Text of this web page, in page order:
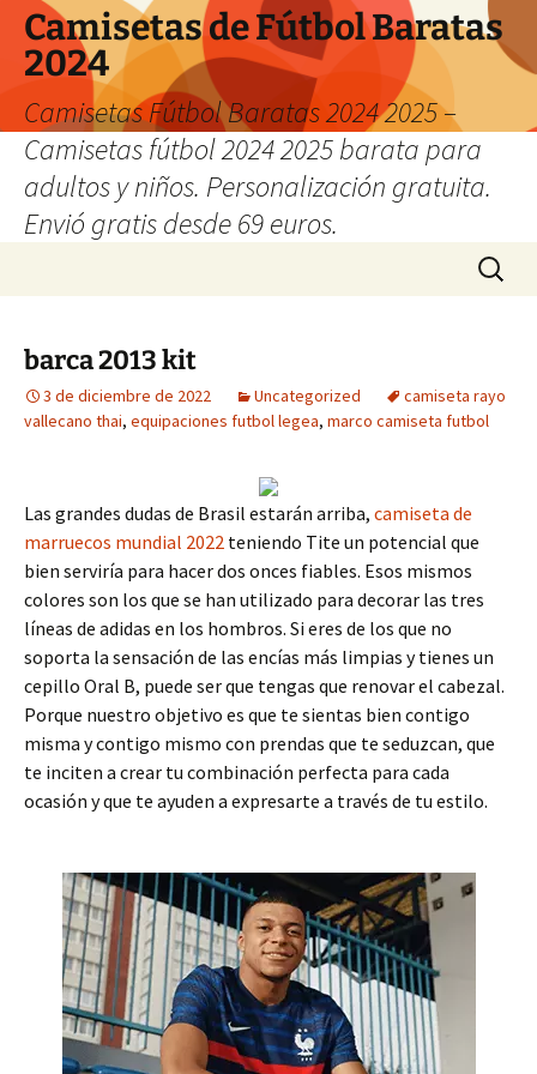
Camisetas de Fútbol Baratas
2024
Camisetas Fútbol Baratas 2024 2025 –
Camisetas fútbol 2024 2025 barata para
adultos y niños. Personalización gratuita.
Envió gratis desde 69 euros.
Buscar:
barca 2013 kit
3 de diciembre de 2022 Uncategorized
camiseta rayo
vallecano thai, equipaciones futbol legea, marco camiseta futbol
Las grandes dudas de Brasil estarán arriba, camiseta de
marruecos mundial 2022 teniendo Tite un potencial que
bien serviría para hacer dos onces fiables. Esos mismos
colores son los que se han utilizado para decorar las tres
líneas de adidas en los hombros. Si eres de los que no
soporta la sensación de las encías más limpias y tienes un
cepillo Oral B, puede ser que tengas que renovar el cabezal.
Porque nuestro objetivo es que te sientas bien contigo
misma y contigo mismo con prendas que te seduzcan, que
te inciten a crear tu combinación perfecta para cada
ocasión y que te ayuden a expresarte a través de tu estilo.